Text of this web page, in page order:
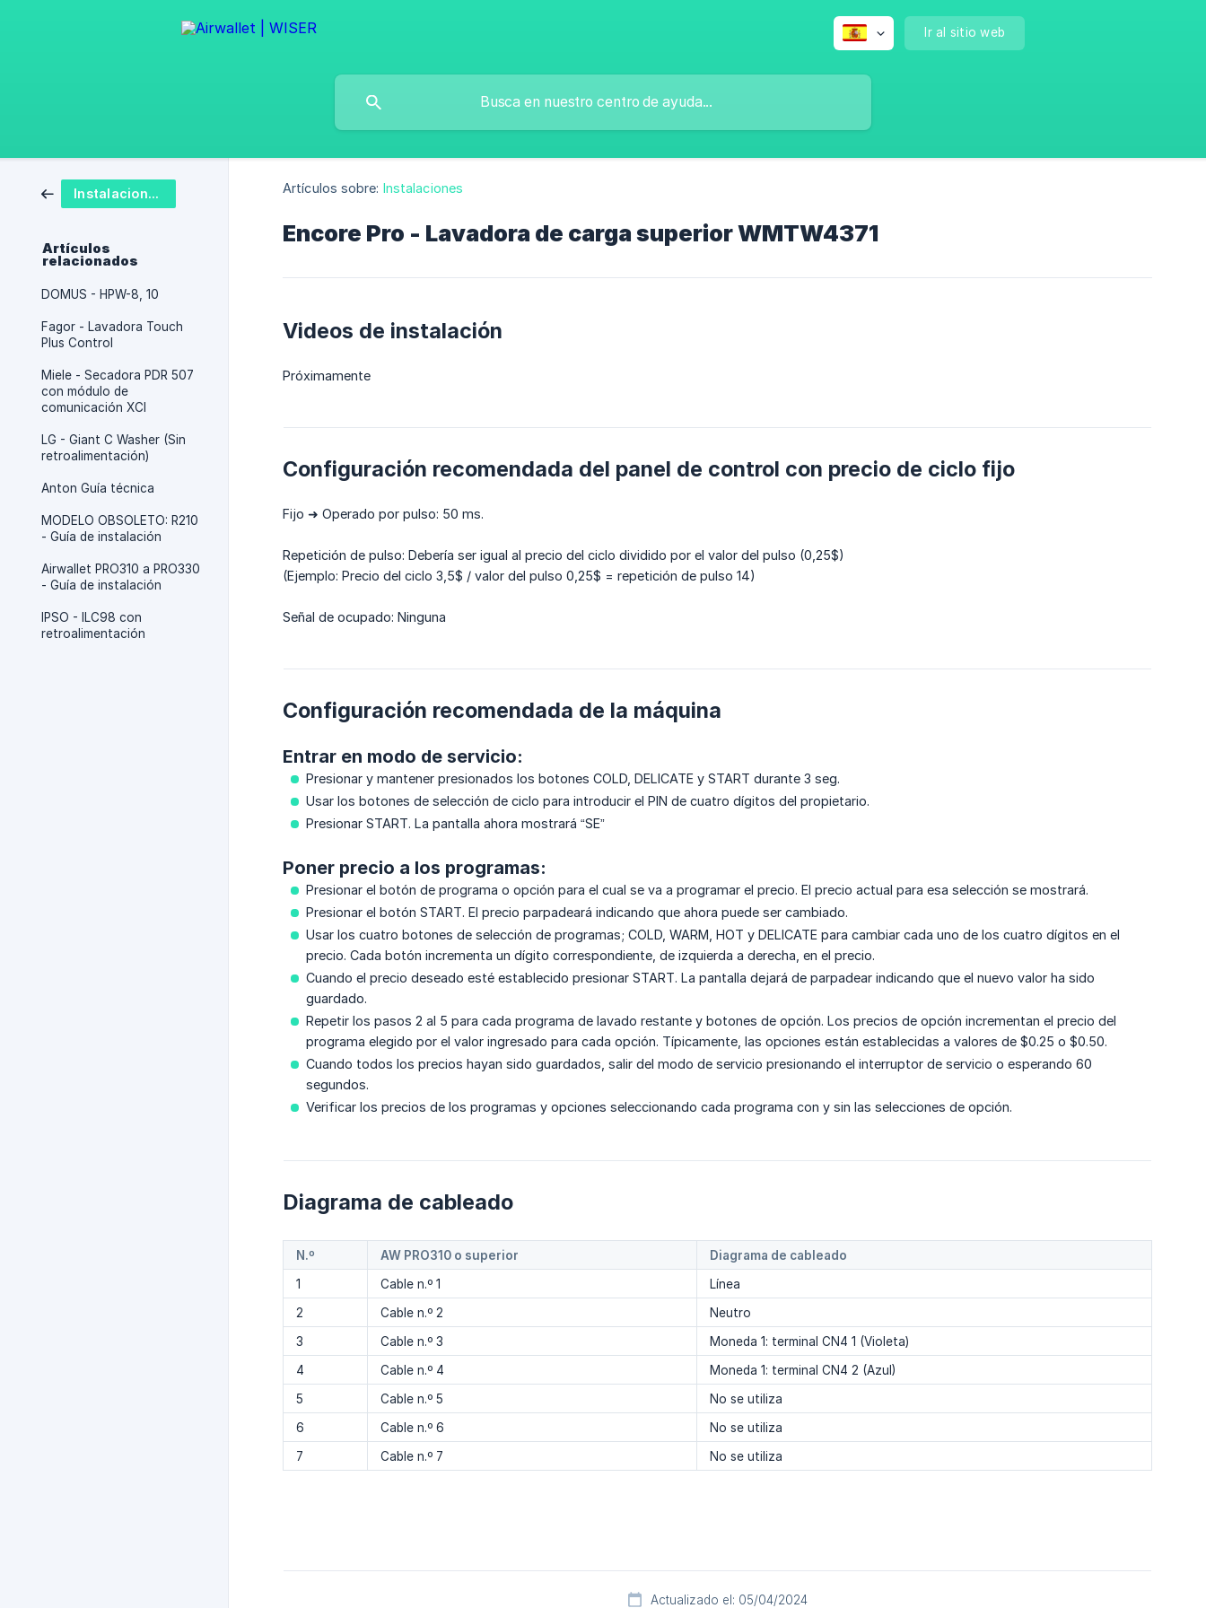
Ir al sitio web
Instalaciones
Artículos
relacionados
DOMUS - HPW-8, 10
Fagor - Lavadora Touch
Plus Control
Miele - Secadora PDR 507
con módulo de
comunicación XCI
LG - Giant C Washer (Sin
retroalimentación)
Anton Guía técnica
MODELO OBSOLETO: R210
- Guía de instalación
Airwallet PRO310 a PRO330
- Guía de instalación
IPSO - ILC98 con
retroalimentación
Artículos sobre: Instalaciones
Encore Pro - Lavadora de carga superior WMTW4371
Videos de instalación
Próximamente
Configuración recomendada del panel de control con precio de ciclo fijo
Fijo ➜ Operado por pulso: 50 ms.
Repetición de pulso: Debería ser igual al precio del ciclo dividido por el valor del pulso (0,25$)
(Ejemplo: Precio del ciclo 3,5$ / valor del pulso 0,25$ = repetición de pulso 14)
Señal de ocupado: Ninguna
Configuración recomendada de la máquina
Entrar en modo de servicio:
Presionar y mantener presionados los botones COLD, DELICATE y START durante 3 seg.
Usar los botones de selección de ciclo para introducir el PIN de cuatro dígitos del propietario.
Presionar START. La pantalla ahora mostrará “SE”
Poner precio a los programas:
Presionar el botón de programa o opción para el cual se va a programar el precio. El precio actual para esa selección se mostrará.
Presionar el botón START. El precio parpadeará indicando que ahora puede ser cambiado.
Usar los cuatro botones de selección de programas; COLD, WARM, HOT y DELICATE para cambiar cada uno de los cuatro dígitos en el
precio. Cada botón incrementa un dígito correspondiente, de izquierda a derecha, en el precio.
Cuando el precio deseado esté establecido presionar START. La pantalla dejará de parpadear indicando que el nuevo valor ha sido
guardado.
Repetir los pasos 2 al 5 para cada programa de lavado restante y botones de opción. Los precios de opción incrementan el precio del
programa elegido por el valor ingresado para cada opción. Típicamente, las opciones están establecidas a valores de $0.25 o $0.50.
Cuando todos los precios hayan sido guardados, salir del modo de servicio presionando el interruptor de servicio o esperando 60
segundos.
Verificar los precios de los programas y opciones seleccionando cada programa con y sin las selecciones de opción.
Diagrama de cableado
N.º AW PRO310 o superior
Diagrama de cableado
1
Cable n.º 1
Línea
2
Cable n.º 2
Neutro
3
Cable n.º 3
Moneda 1: terminal CN4 1 (Violeta)
4
Cable n.º 4
Moneda 1: terminal CN4 2 (Azul)
5
Cable n.º 5
No se utiliza
6
Cable n.º 6
No se utiliza
7
Cable n.º 7 No se utiliza
Actualizado el: 05/04/2024